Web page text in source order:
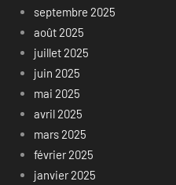
septembre 2025
août 2025
juillet 2025
juin 2025
mai 2025
avril 2025
mars 2025
février 2025
janvier 2025